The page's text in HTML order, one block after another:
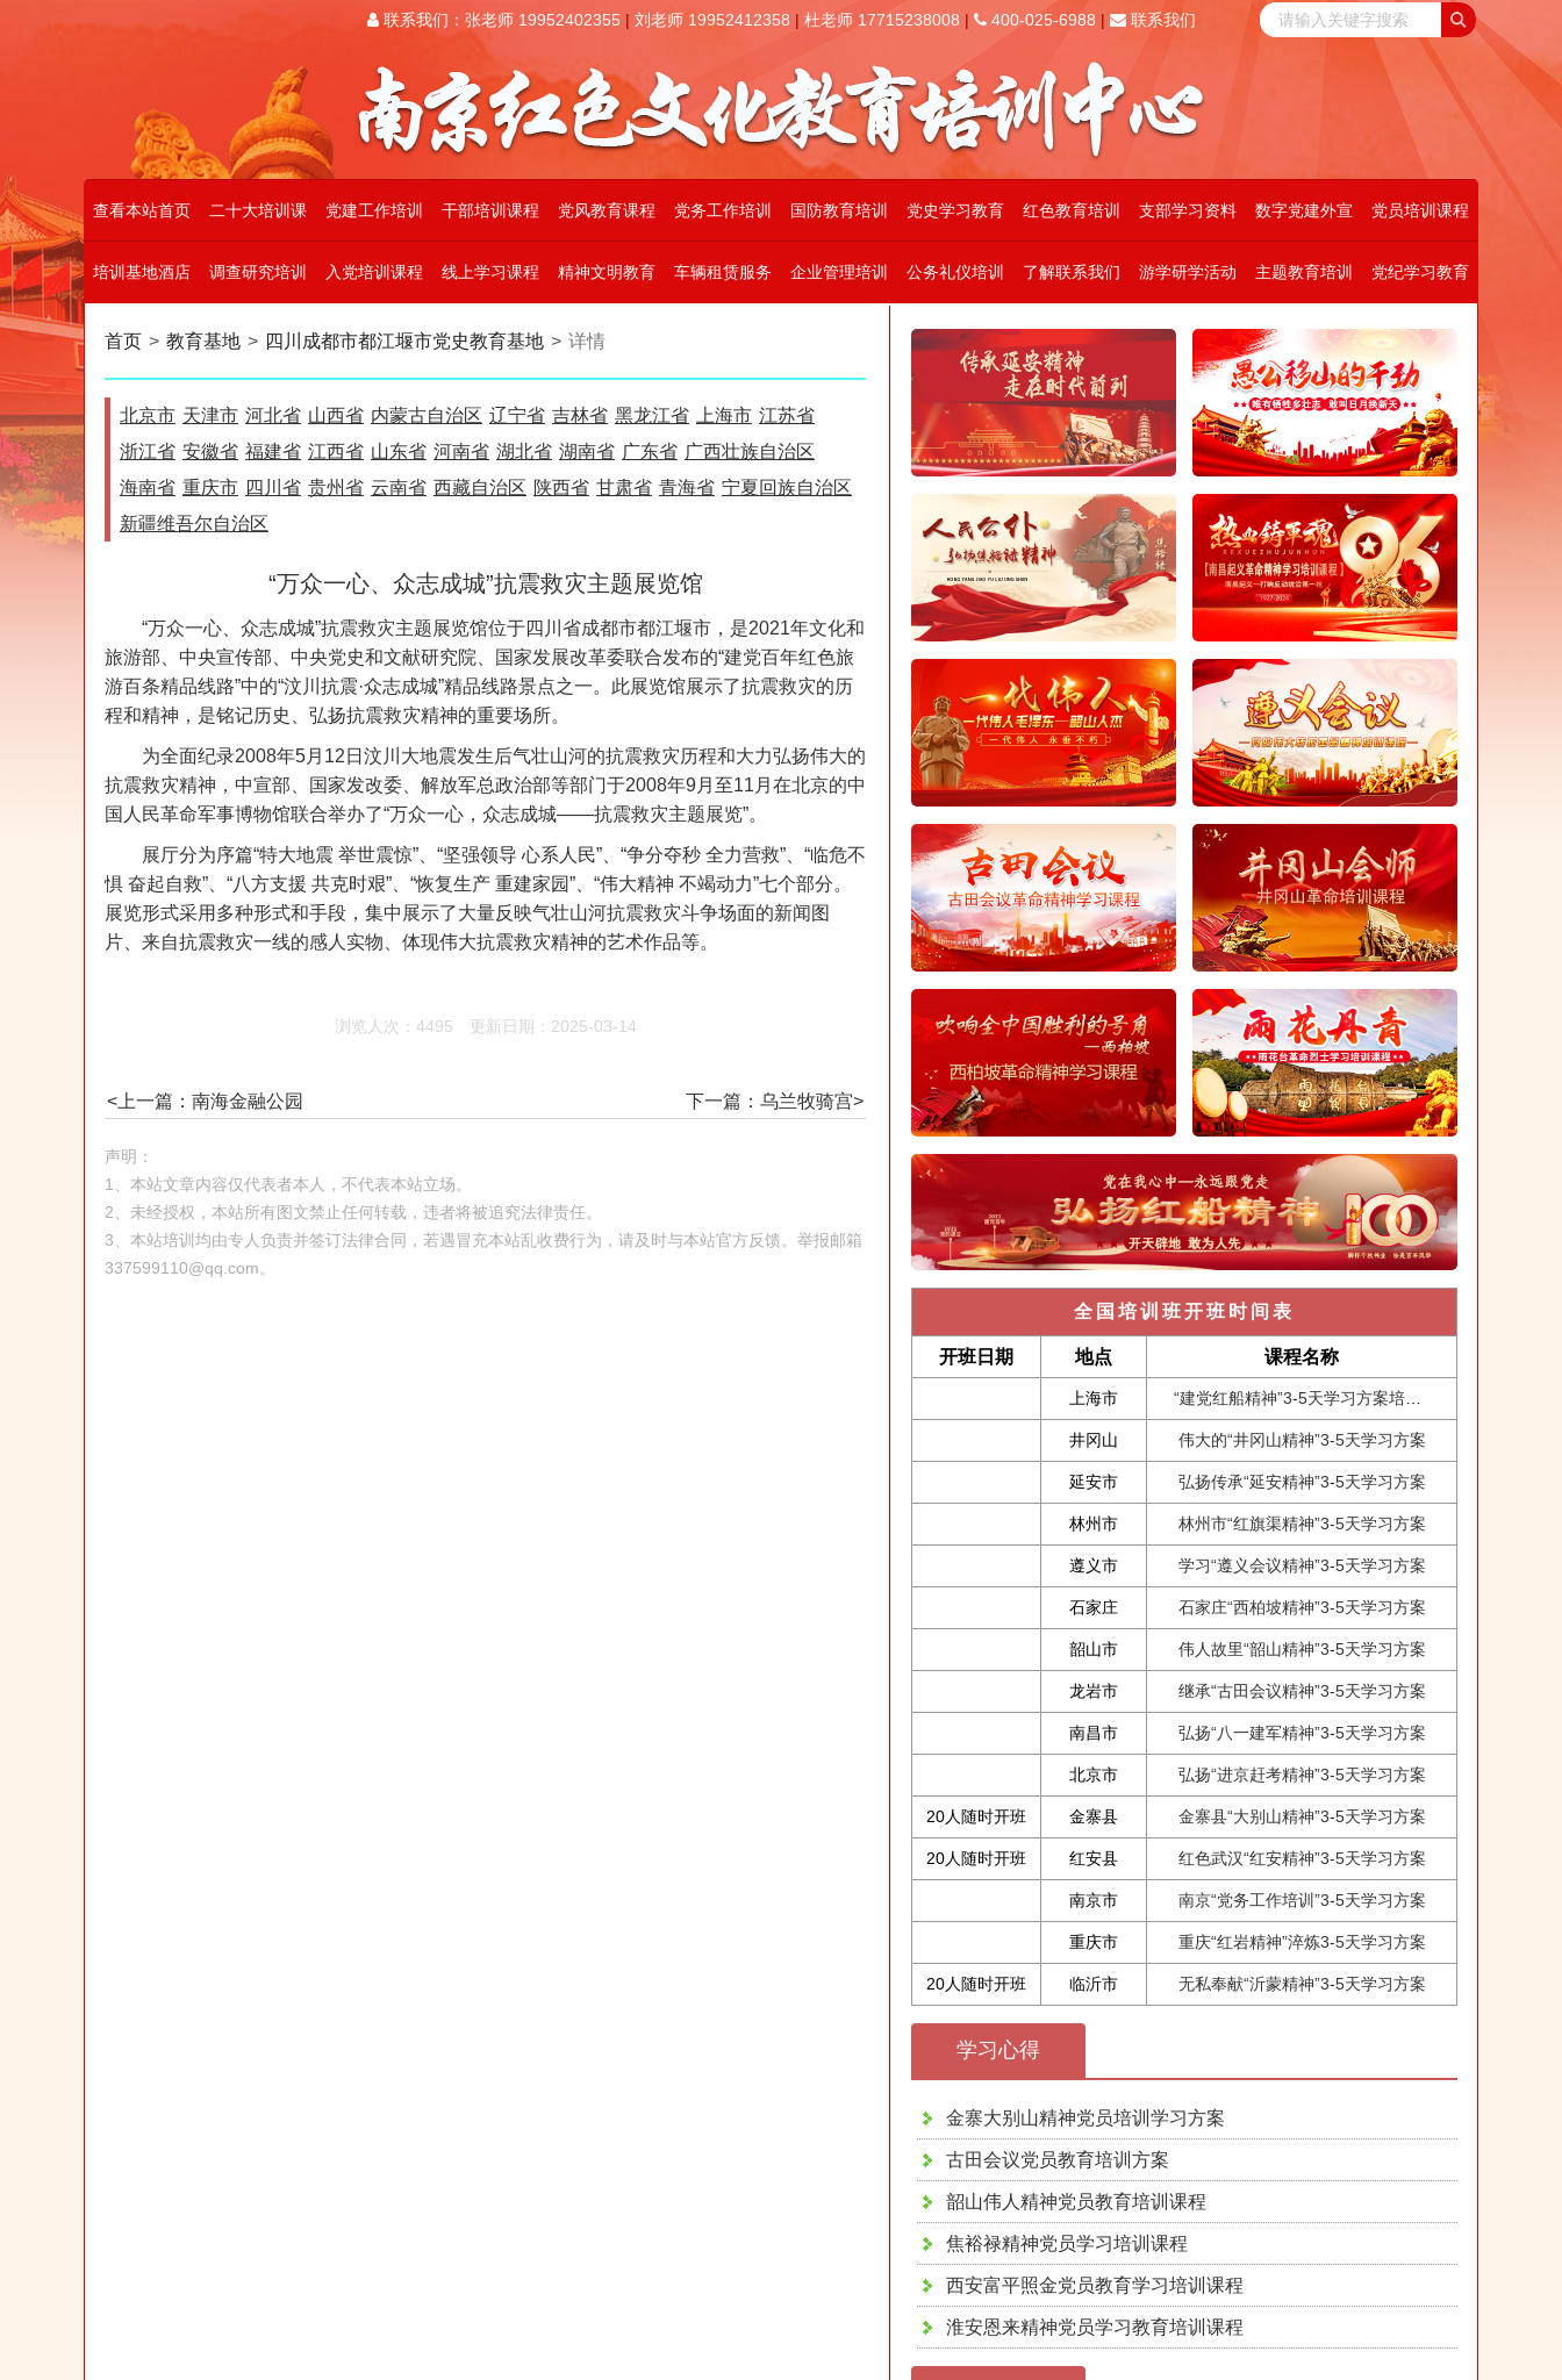
联系我们：张老师 19952402355 | 刘老师 19952412358 | 杜老师 17715238008 | 400-025-6988 | 联系我们
查看本站首页 二十大培训课 党建工作培训 干部培训课程 党风教育课程 党务工作培训 国防教育培训 党史学习教育 红色教育培训 支部学习资料 数字党建外宣 党员培训课程
培训基地酒店 调查研究培训 入党培训课程 线上学习课程 精神文明教育 车辆租赁服务 企业管理培训 公务礼仪培训 了解联系我们 游学研学活动 主题教育培训 党纪学习教育
首页 > 教育基地 > 四川成都市都江堰市党史教育基地 > 详情
北京市 天津市 河北省 山西省 内蒙古自治区 辽宁省 吉林省 黑龙江省 上海市 江苏省
浙江省 安徽省 福建省 江西省 山东省 河南省 湖北省 湖南省 广东省 广西壮族自治区
海南省 重庆市 四川省 贵州省 云南省 西藏自治区 陕西省 甘肃省 青海省 宁夏回族自治区
新疆维吾尔自治区
“万众一心、众志成城”抗震救灾主题展览馆
“万众一心、众志成城”抗震救灾主题展览馆位于四川省成都市都江堰市，是2021年文化和
旅游部、中央宣传部、中央党史和文献研究院、国家发展改革委联合发布的“建党百年红色旅
游百条精品线路”中的“汶川抗震·众志成城”精品线路景点之一。此展览馆展示了抗震救灾的历
程和精神，是铭记历史、弘扬抗震救灾精神的重要场所。
为全面纪录2008年5月12日汶川大地震发生后气壮山河的抗震救灾历程和大力弘扬伟大的
抗震救灾精神，中宣部、国家发改委、解放军总政治部等部门于2008年9月至11月在北京的中
国人民革命军事博物馆联合举办了“万众一心，众志成城——抗震救灾主题展览”。
展厅分为序篇“特大地震 举世震惊”、“坚强领导 心系人民”、“争分夺秒 全力营救”、“临危不
惧 奋起自救”、“八方支援 共克时艰”、“恢复生产 重建家园”、“伟大精神 不竭动力”七个部分。
展览形式采用多种形式和手段，集中展示了大量反映气壮山河抗震救灾斗争场面的新闻图
片、来自抗震救灾一线的感人实物、体现伟大抗震救灾精神的艺术作品等。
浏览人次：4495 更新日期：2025-03-14
<上一篇：南海金融公园 下一篇：乌兰牧骑宫>
声明：
1、本站文章内容仅代表者本人，不代表本站立场。
2、未经授权，本站所有图文禁止任何转载，违者将被追究法律责任。
3、本站培训均由专人负责并签订法律合同，若遇冒充本站乱收费行为，请及时与本站官方反馈。举报邮箱
337599110@qq.com。
全国培训班开班时间表
开班日期 地点 课程名称
上海市
井冈山 伟大的“井冈山精神”3-5天学习方案
延安市 弘扬传承“延安精神”3-5天学习方案
林州市 林州市“红旗渠精神”3-5天学习方案
遵义市 学习“遵义会议精神”3-5天学习方案
石家庄 石家庄“西柏坡精神”3-5天学习方案
韶山市 伟人故里“韶山精神”3-5天学习方案
龙岩市 继承“古田会议精神”3-5天学习方案
南昌市 弘扬“八一建军精神”3-5天学习方案
北京市 弘扬“进京赶考精神”3-5天学习方案
20人随时开班 金寨县 金寨县“大别山精神”3-5天学习方案
20人随时开班 红安县 红色武汉“红安精神”3-5天学习方案
南京市 南京“党务工作培训”3-5天学习方案
重庆市 重庆“红岩精神”淬炼3-5天学习方案
20人随时开班 临沂市 无私奉献“沂蒙精神”3-5天学习方案
学习心得
金寨大别山精神党员培训学习方案
古田会议党员教育培训方案
韶山伟人精神党员教育培训课程
焦裕禄精神党员学习培训课程
西安富平照金党员教育学习培训课程
淮安恩来精神党员学习教育培训课程